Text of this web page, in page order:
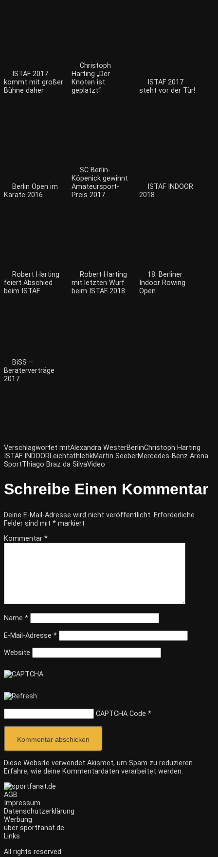
ISTAF 2017
kommt mit großer
Bühne daher
Christoph
Harting „Der
Knoten ist
geplatzt“
ISTAF 2017
steht vor der Tür!
Berlin Open im
Karate 2016
SC Berlin-
Köpenick gewinnt
Amateursport-
Preis 2017
ISTAF INDOOR
2018
Robert Harting
feiert Abschied
beim ISTAF
Robert Harting
mit letzten Wurf
beim ISTAF 2018
18. Berliner
Indoor Rowing
Open
BiSS –
Beraterverträge
2017
Verschlagwortet mitAlexandra WesterBerlinChristoph Harting
ISTAF INDOORLeichtathletikMartin SeeberMercedes-Benz Arena
SportThiago Braz da SilvaVideo
Schreibe Einen Kommentar
Deine E-Mail-Adresse wird nicht veröffentlicht. Erforderliche
Felder sind mit * markiert
Kommentar *
Name *
E-Mail-Adresse *
Website
CAPTCHA Code *
Diese Website verwendet Akismet, um Spam zu reduzieren.
Erfahre, wie deine Kommentardaten verarbeitet werden.
AGB
Impressum
Datenschutzerklärung
Werbung
über sportfanat.de
Links
All rights reserved